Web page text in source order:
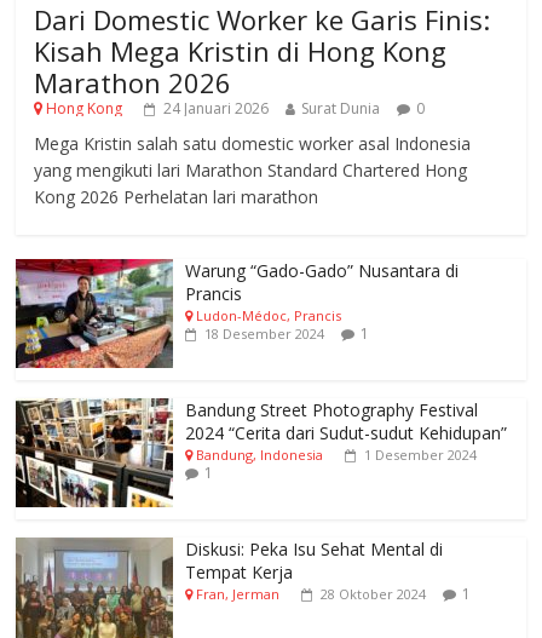
Dari Domestic Worker ke Garis Finis:
Kisah Mega Kristin di Hong Kong
Marathon 2026
Hong Kong 24 Januari 2026 Surat Dunia 0
Mega Kristin salah satu domestic worker asal Indonesia
yang mengikuti lari Marathon Standard Chartered Hong
Kong 2026 Perhelatan lari marathon
Warung “Gado-Gado” Nusantara di
Prancis
Ludon-Médoc, Prancis
18 Desember 2024
1
Bandung Street Photography Festival
2024 “Cerita dari Sudut-sudut Kehidupan”
Bandung, Indonesia 1 Desember 2024
1
Diskusi: Peka Isu Sehat Mental di
Tempat Kerja
Fran, Jerman 28 Oktober 2024 1